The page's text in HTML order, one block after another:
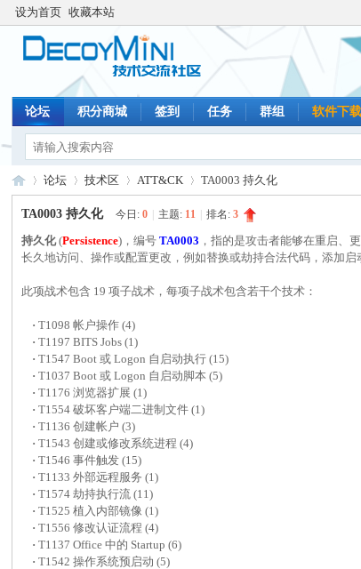
设为首页 收藏本站
论坛 积分商城 签到 任务 群组 软件下载
De»
论坛
›
技术区
›
ATT&CK
›
TA0003 持久化
TA0003 持久化 今日:0 主题: 11 排名:3
持久化(Persistence)，编号TA0003 ，指的是攻击者能够在重启、
长久地访问、操作或配置更改，例如替换或劫持合法代码，添加启
此项战术包含 19 项子战术，每项子战术包含若干个技术：
· T1098 帐户操作 (4)
· T1197 BITS Jobs (1)
· T1547 Boot 或 Logon 自启动执行 (15)
· T1037 Boot 或 Logon 自启动脚本 (5)
· T1176 浏览器扩展 (1)
· T1554 破坏客户端二进制文件 (1)
· T1136 创建帐户 (3)
· T1543 创建或修改系统进程 (4)
· T1546 事件触发 (15)
· T1133 外部远程服务 (1)
· T1574 劫持执行流 (11)
· T1525 植入内部镜像 (1)
· T1556 修改认证流程 (4)
· T1137 Office 中的 Startup (6)
· T1542 操作系统预启动 (5)